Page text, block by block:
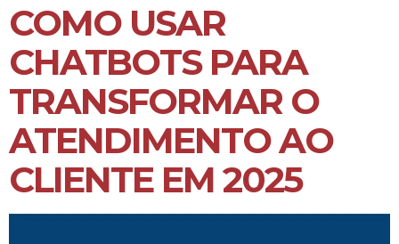
COMO USAR
CHATBOTS PARA
TRANSFORMAR O
ATENDIMENTO AO
CLIENTE EM 2025